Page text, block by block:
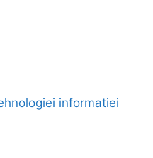
informatiei